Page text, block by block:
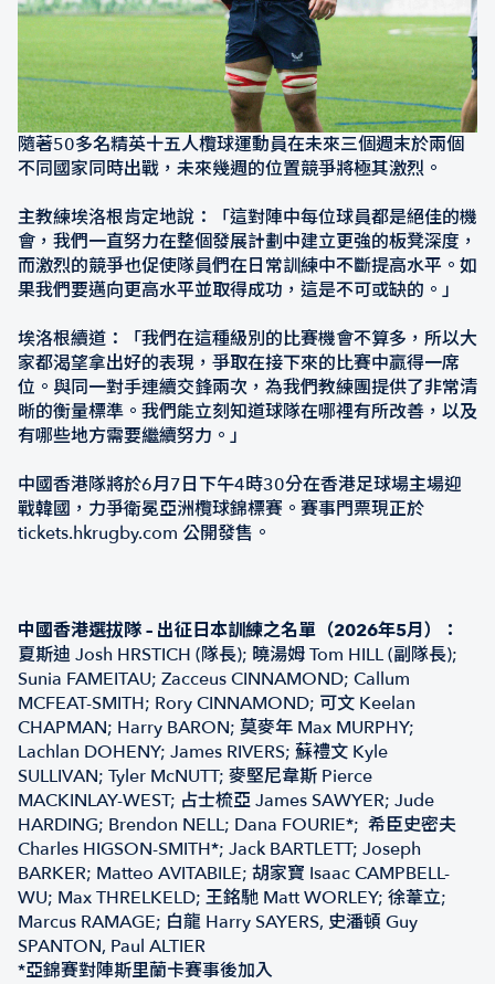
隨著50多名精英十五人欖球運動員在未來三個週末於兩個
不同國家同時出戰，未來幾週的位置競爭將極其激烈。
主教練埃洛根肯定地說：「這對陣中每位球員都是絕佳的機
會，我們一直努力在整個發展計劃中建立更強的板凳深度，
而激烈的競爭也促使隊員們在日常訓練中不斷提高水平。如
果我們要邁向更高水平並取得成功，這是不可或缺的。」
埃洛根續道：「我們在這種級別的比賽機會不算多，所以大
家都渴望拿出好的表現，爭取在接下來的比賽中贏得一席
位。與同一對手連續交鋒兩次，為我們教練團提供了非常清
晰的衡量標準。我們能立刻知道球隊在哪裡有所改善，以及
有哪些地方需要繼續努力。」
中國香港隊將於6月7日下午4時30分在香港足球場主場迎
戰韓國，力爭衛冕亞洲欖球錦標賽。賽事門票現正於
tickets.hkrugby.com 公開發售。
中國香港選拔隊 – 出征日本訓練之名單（2026年5月）：
夏斯迪 Josh HRSTICH (隊長); 曉湯姆 Tom HILL (副隊長);
Sunia FAMEITAU; Zacceus CINNAMOND; Callum
MCFEAT-SMITH; Rory CINNAMOND; 可文 Keelan
CHAPMAN; Harry BARON; 莫麥年 Max MURPHY;
Lachlan DOHENY; James RIVERS; 蘇禮文 Kyle
SULLIVAN; Tyler McNUTT; 麥堅尼韋斯 Pierce
MACKINLAY-WEST; 占士梳亞 James SAWYER; Jude
HARDING; Brendon NELL; Dana FOURIE*; 希臣史密夫
Charles HIGSON-SMITH*; Jack BARTLETT; Joseph
BARKER; Matteo AVITABILE; 胡家寶 Isaac CAMPBELL-
WU; Max THRELKELD; 王銘馳 Matt WORLEY; 徐葦立;
Marcus RAMAGE; 白龍 Harry SAYERS, 史潘頓 Guy
SPANTON, Paul ALTIER
*亞錦賽對陣斯里蘭卡賽事後加入